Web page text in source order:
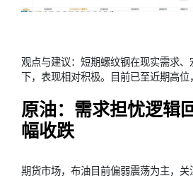
观点与建议：短期螺纹钢在现实需求、
下，表现相对积极。目前已至近期高位
原油：需求担忧逻辑
幅收跌
期货市场，布油目前偏弱震荡为主，